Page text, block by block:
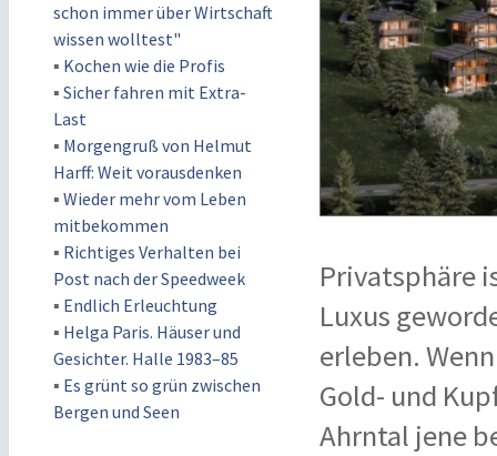
schon immer über Wirtschaft
wissen wolltest"
▪ Kochen wie die Profis
▪ Sicher fahren mit Extra-
Last
▪ Morgengruß von Helmut
Harff: Weit vorausdenken
▪ Wieder mehr vom Leben
mitbekommen
▪ Richtiges Verhalten bei
Post nach der Speedweek
▪ Endlich Erleuchtung
▪ Helga Paris. Häuser und
Gesichter. Halle 1983–85
▪ Es grünt so grün zwischen
Bergen und Seen
Privatsphäre
Luxus
erleben.
Gold- und
Ahrntal jene